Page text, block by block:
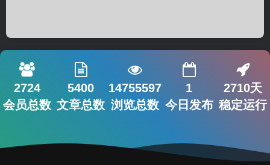
2724
会员总数
5400
文章总数
14755597
浏览总数
1
今日发布
2710天
稳定运行